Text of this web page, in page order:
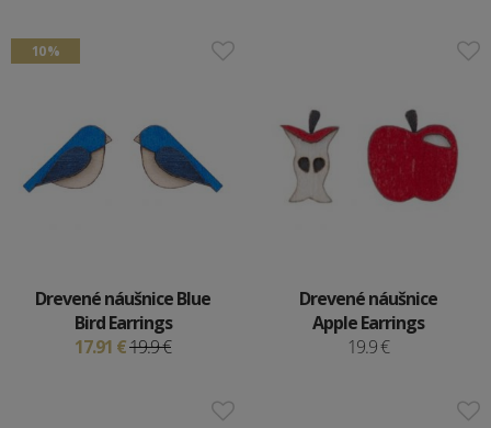
10 %
Drevené náušnice Blue
Bird Earrings
17.91 €19.9 €
Drevené náušnice
Apple Earrings
19.9 €